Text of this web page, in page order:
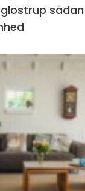
sikrer du